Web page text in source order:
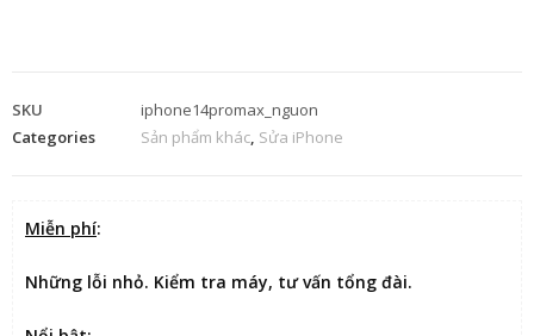
SKU
iphone14promax_nguon
Categories
Sản phẩm khác, Sửa iPhone
Miễn phí:
Những lỗi nhỏ. Kiểm tra máy, tư vấn tổng đài.